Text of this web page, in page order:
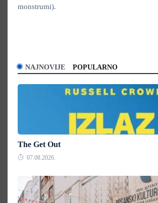
monstrumi).
NAJNOVIJE POPULARNO
The Get Out
07.08.2026.